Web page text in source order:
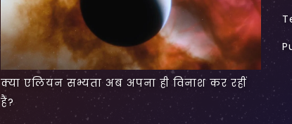
क्या एलियन सभ्यता अब अपना ही विनाश कर रहीं
हैं?